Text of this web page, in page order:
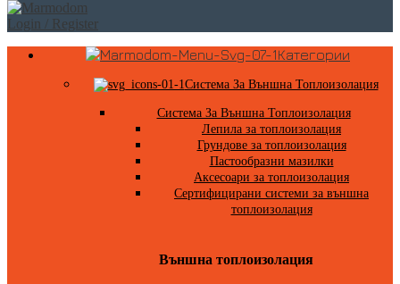
Login / Register
Категории
Система За Външна Топлоизолация
Система За Външна Топлоизолация
Лепила за топлоизолация
Грундове за топлоизолация
Пастообразни мазилки
Аксесоари за топлоизолация
Сертифицирани системи за външна
топлоизолация
Външна топлоизолация